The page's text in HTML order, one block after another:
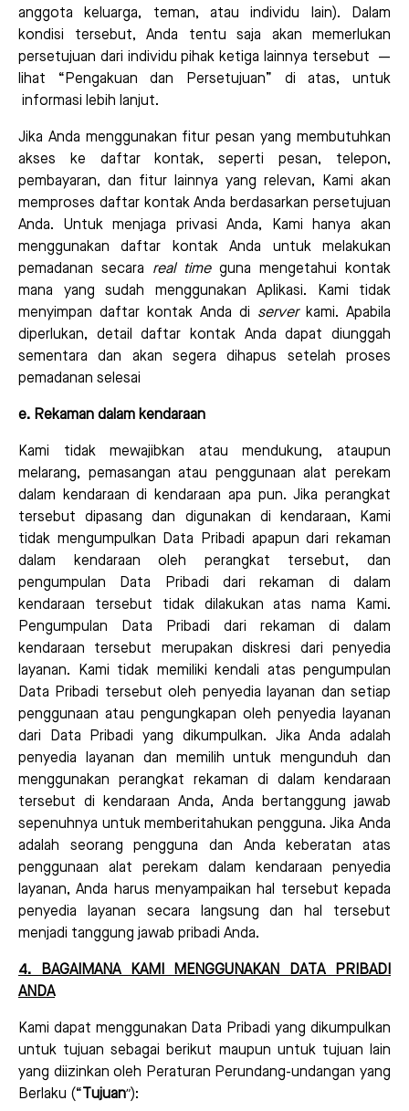
anggota keluarga, teman, atau individu lain). Dalam
kondisi tersebut, Anda tentu saja akan memerlukan
persetujuan dari individu pihak ketiga lainnya tersebut —
lihat “Pengakuan dan Persetujuan” di atas, untuk
informasi lebih lanjut.
Jika Anda menggunakan fitur pesan yang membutuhkan
akses ke daftar kontak, seperti pesan, telepon,
pembayaran, dan fitur lainnya yang relevan, Kami akan
memproses daftar kontak Anda berdasarkan persetujuan
Anda. Untuk menjaga privasi Anda, Kami hanya akan
menggunakan daftar kontak Anda untuk melakukan
pemadanan secara real timeguna mengetahui kontak
mana yang sudah menggunakan Aplikasi. Kami tidak
menyimpan daftar kontak Anda di serverkami. Apabila
diperlukan, detail daftar kontak Anda dapat diunggah
sementara dan akan segera dihapus setelah proses
pemadanan selesai
e. Rekaman dalam kendaraan
Kami tidak mewajibkan atau mendukung, ataupun
melarang, pemasangan atau penggunaan alat perekam
dalam kendaraan di kendaraan apa pun. Jika perangkat
tersebut dipasang dan digunakan di kendaraan, Kami
tidak mengumpulkan Data Pribadi apapun dari rekaman
dalam kendaraan oleh perangkat tersebut, dan
pengumpulan Data Pribadi dari rekaman di dalam
kendaraan tersebut tidak dilakukan atas nama Kami.
Pengumpulan Data Pribadi dari rekaman di dalam
kendaraan tersebut merupakan diskresi dari penyedia
layanan. Kami tidak memiliki kendali atas pengumpulan
Data Pribadi tersebut oleh penyedia layanan dan setiap
penggunaan atau pengungkapan oleh penyedia layanan
dari Data Pribadi yang dikumpulkan. Jika Anda adalah
penyedia layanan dan memilih untuk mengunduh dan
menggunakan perangkat rekaman di dalam kendaraan
tersebut di kendaraan Anda, Anda bertanggung jawab
sepenuhnya untuk memberitahukan pengguna. Jika Anda
adalah seorang pengguna dan Anda keberatan atas
penggunaan alat perekam dalam kendaraan penyedia
layanan, Anda harus menyampaikan hal tersebut kepada
penyedia layanan secara langsung dan hal tersebut
menjadi tanggung jawab pribadi Anda.
4. BAGAIMANA KAMI MENGGUNAKAN DATA PRIBADI
ANDA
Kami dapat menggunakan Data Pribadi yang dikumpulkan
untuk tujuan sebagai berikut maupun untuk tujuan lain
yang diizinkan oleh Peraturan Perundang-undangan yang
Berlaku (“ Tujuan”):